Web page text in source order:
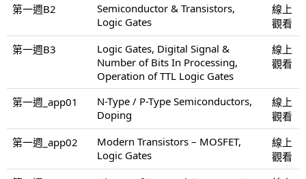
第一週B2
Semiconductor & Transistors,
Logic Gates
線上
觀看
第一週B3
Logic Gates, Digital Signal &
Number of Bits In Processing,
Operation of TTL Logic Gates
線上
觀看
第一週_app01
N-Type / P-Type Semiconductors,
Doping
線上
觀看
第一週_app02
Modern Transistors – MOSFET,
Logic Gates
線上
觀看